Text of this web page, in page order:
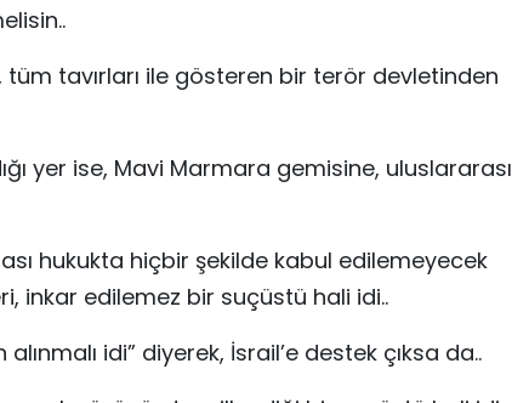
tüm tavırları ile gösteren bir terör devletinden
yer ise, Mavi Marmara gemisine, uluslararası
hukukta hiçbir şekilde kabul edilemeyecek
inkar edilemez bir suçüstü hali idi..
idi” diyerek, İsrail’e destek çıksa da..